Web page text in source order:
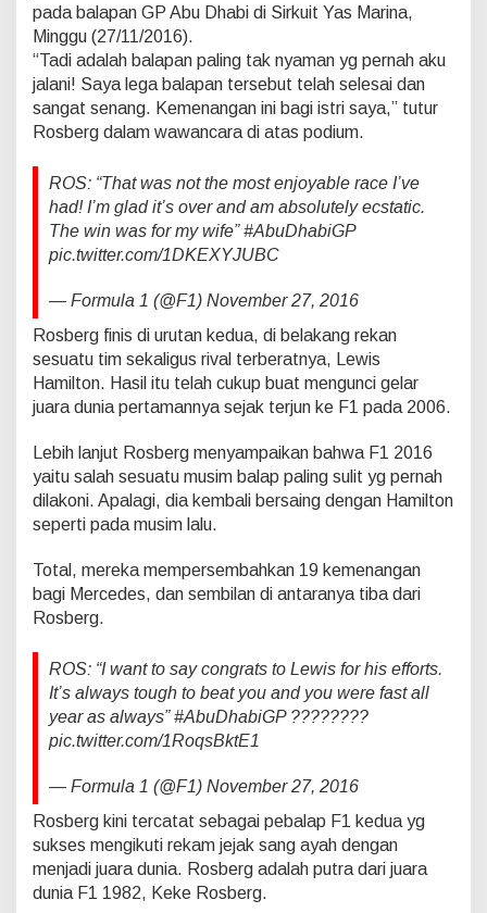
pada balapan GP Abu Dhabi di Sirkuit Yas Marina,
Minggu (27/11/2016).
“Tadi adalah balapan paling tak nyaman yg pernah aku
jalani! Saya lega balapan tersebut telah selesai dan
sangat senang. Kemenangan ini bagi istri saya,” tutur
Rosberg dalam wawancara di atas podium.
ROS: “That was not the most enjoyable race I’ve
had! I’m glad it’s over and am absolutely ecstatic.
The win was for my wife” #AbuDhabiGP
pic.twitter.com/1DKEXYJUBC
— Formula 1 (@F1) November 27, 2016
Rosberg finis di urutan kedua, di belakang rekan
sesuatu tim sekaligus rival terberatnya, Lewis
Hamilton. Hasil itu telah cukup buat mengunci gelar
juara dunia pertamannya sejak terjun ke F1 pada 2006.
Lebih lanjut Rosberg menyampaikan bahwa F1 2016
yaitu salah sesuatu musim balap paling sulit yg pernah
dilakoni. Apalagi, dia kembali bersaing dengan Hamilton
seperti pada musim lalu.
Total, mereka mempersembahkan 19 kemenangan
bagi Mercedes, dan sembilan di antaranya tiba dari
Rosberg.
ROS: “I want to say congrats to Lewis for his efforts.
It’s always tough to beat you and you were fast all
year as always” #AbuDhabiGP ????????
pic.twitter.com/1RoqsBktE1
— Formula 1 (@F1) November 27, 2016
Rosberg kini tercatat sebagai pebalap F1 kedua yg
sukses mengikuti rekam jejak sang ayah dengan
menjadi juara dunia. Rosberg adalah putra dari juara
dunia F1 1982, Keke Rosberg.